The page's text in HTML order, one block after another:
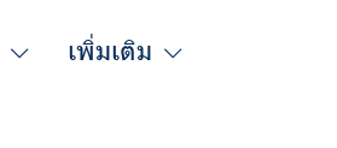
เพิ่มเติม